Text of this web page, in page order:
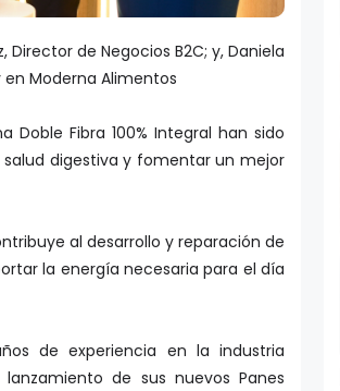
Director de Negocios B2C; y, Daniela
en Moderna Alimentos
Doble Fibra 100% Integral han sido
digestiva y fomentar un mejor
al desarrollo y reparación de
la energía necesaria para el día
de experiencia en la industria
de sus nuevos Panes